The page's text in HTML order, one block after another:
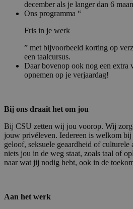
december als je langer dan 6
Ons programma “
Fris in je werk
” met bijvoorbeeld korting op
een taalcursus.
Daar bovenop ook nog een extra
opnemen op je verjaardag!
Bij ons draait het om jou
Bij CSU zetten wij jou voorop. Wij
jouw privéleven. Iedereen is welkom
geloof, seksuele geaardheid of
niets jou in de weg staat, zoals taal of
naar wat jij nodig hebt, ook in de
Aan het werk